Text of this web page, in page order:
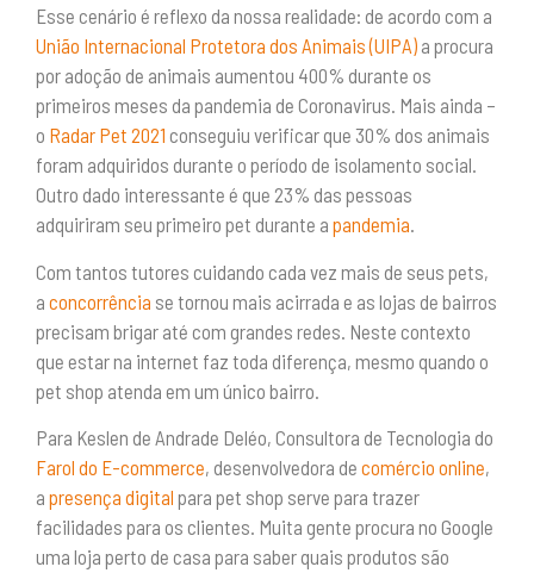
Esse cenário é reflexo da nossa realidade: de acordo com a
União Internacional Protetora dos Animais (UIPA) a procura
por adoção de animais aumentou 400% durante os
primeiros meses da pandemia de Coronavirus. Mais ainda –
o Radar Pet 2021 conseguiu verificar que 30% dos animais
foram adquiridos durante o período de isolamento social.
Outro dado interessante é que 23% das pessoas
adquiriram seu primeiro pet durante a pandemia.
Com tantos tutores cuidando cada vez mais de seus pets,
a concorrência se tornou mais acirrada e as lojas de bairros
precisam brigar até com grandes redes. Neste contexto
que estar na internet faz toda diferença, mesmo quando o
pet shop atenda em um único bairro.
Para Keslen de Andrade Deléo, Consultora de Tecnologia do
Farol do E-commerce, desenvolvedora de comércio online,
a presença digital para pet shop serve para trazer
facilidades para os clientes. Muita gente procura no Google
uma loja perto de casa para saber quais produtos são